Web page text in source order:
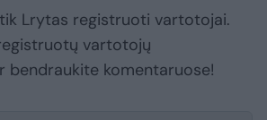
Lrytas registruoti vartotojai.
vartotojų
bendraukite komentaruose!